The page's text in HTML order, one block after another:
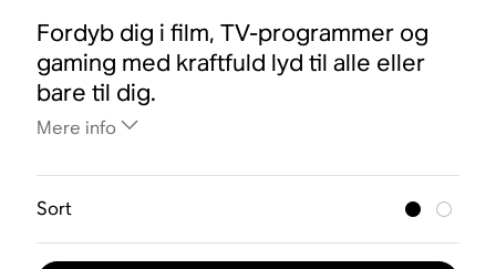
Fordyb dig i film, TV-programmer og
gaming med kraftfuld lyd til alle eller
bare til dig.
Mere info
Sort